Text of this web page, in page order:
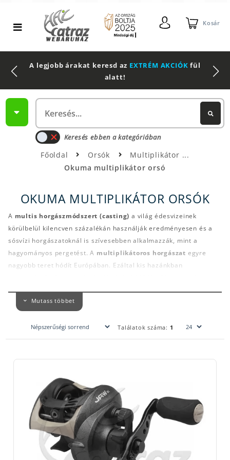
Kosár
A legjobb árakat keresd az EXTRÉM AKCIÓK fül
alatt!
Keresés ebben a kategóriában
Főoldal Orsók
Multiplikátor
Okuma multiplikátor orsó
OKUMA MULTIPLIKÁTOR ORSÓK
A multis horgászmódszert (casting) a világ édesvizeinek
körülbelül kilencven százalékán használják eredményesen és a
sósvízi horgászatoknál is szívesebben alkalmazzák, mint a
hagyományos pergetést. A multiplikátoros horgászat egyre
nagyobb teret hódít Európában. Ezáltal kis hazánkban
térnek át a multizás világára. Aki egyszer ráérez, erre a
módszerre az sajnos már többé elő sem veszi a régi
akár a különböző halfajok horgászatában. Maga az Okuma sem
hagyhatta ki a termékpalettájáról ezt a fajta orsócsaládot. Idő
értékaránnyal rendelkező orsót. Sok éves fejlesztésnek és
tervezőmunkának köszönhetően dobják piacra az újabbnál újabb
orsókat. Maga az Okuma a megbízhatóságra törekszik a kezdetek
óta. Orsói mind már egy bevált módszerre épülnek.
Okuma Jaw LP J-266WLX orsórendkívüli tudása mellé
kifejezetten pénztárca barát ár párosul. Amulti orsók
vitathatatlan előnyeként könyvelhetjük el azt is, hogy sajátos
szerkezeti felépítésük és működésük folytán, nem csavarják a
Mutass többet
Találatok száma: 1